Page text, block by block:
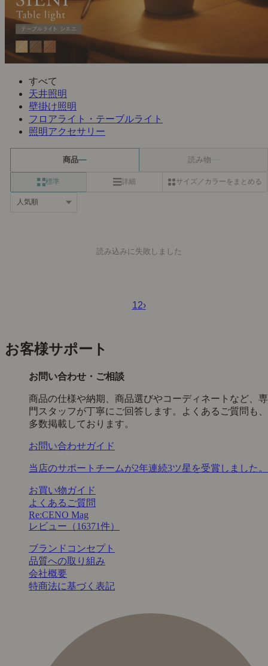
すべて
天井照明
壁掛け照明
フロアライト・テーブルライト
照明アクセサリー
商品 読み物
標準 詳細 サイズ／カラーをまとめる
読み込みに失敗しました
12›
お客様サポート
お問い合わせ・ご相談
商品の仕様や納期、商品選びやコーディネートなど、専
門スタッフが丁寧にご回答します。よくあるご質問も、
多数掲載しております。
お問い合わせガイド
当店のサポートチームが2年連続3ツ星を受賞しました。
お買い物ガイド
よくあるご質問
Re:CENO Mag
レビュー（16371件）
ブランドコンセプト
品質への取り組み
会社概要
特商法に基づく表記